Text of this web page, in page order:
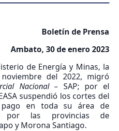
Boletín de Prensa
Ambato, 30 de enero 2023
de Energía y Minas, la
del 2022, migró
Nacional –SAP; por el
suspendió los cortes del
en toda su área de
por las provincias de
y Morona Santiago.